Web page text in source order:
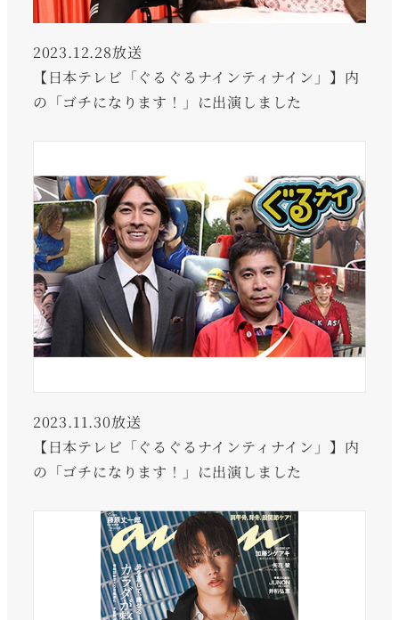
2023.12.28放送
【日本テレビ「ぐるぐるナインティナイン」】内
の「ゴチになります！」に出演しました
2023.11.30放送
【日本テレビ「ぐるぐるナインティナイン」】内
の「ゴチになります！」に出演しました